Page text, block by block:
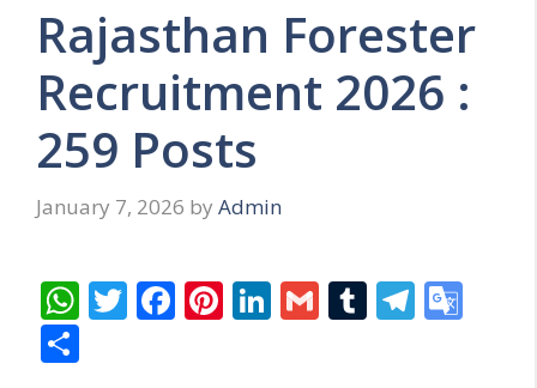
Rajasthan Forester
Recruitment 2026 :
259 Posts
January 7, 2026 by Admin
W T F Pi Li G T T